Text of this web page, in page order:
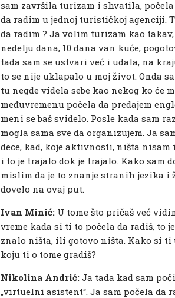
sam završila turizam i shvatila,
da radim u jednoj turističkoj agenciji.
da radim ? Ja volim turizam kao
nedelju dana, 10 dana van kuće,
tada sam se ustvari već i udala, na
to se nije uklapalo u moj život. Onda
tu negde videla sebe kao nekog ko će
međuvremenu počela da predajem
meni se baš svidelo. Posle kada sam
mogla sama sve da organizujem. Ja
dece, kad, koje aktivnosti, ništa nisam
i to je trajalo dok je trajalo. Kako sam
mislim da je to znanje stranih jezika i
dovelo na ovaj put.
Ivan Minić: U tome što pričaš već
vreme kada si ti to počela da radiš, to
znalo ništa, ili gotovo ništa. Kako si ti
koju ti o tome gradiš?
Nikolina Andrić:Ja tada kad sam
„virtuelni asistent“. Ja sam počela da